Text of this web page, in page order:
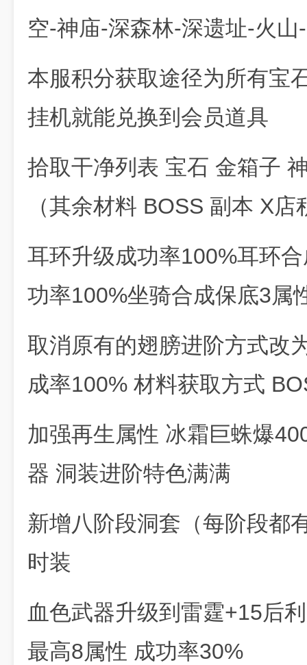
空-神庙-深森林-深遗址-火
本服积分获取途径为所有宝
挂机就能兑换到会员道具
拾取干净列表 宝石 金箱子
（其余材料 BOSS 副本 X
耳环升级成功率100%耳环
功率100%坐骑合成保底3属
取消原有的翅膀进阶方式改
成率100% 材料获取方式
加强再生属性 冰霜巨蛛爆
器 洞装进阶特色满满
新增八阶段洞套（每阶段都
时装
血色武器升级到雷霆+15后
最高8属性 成功率30%